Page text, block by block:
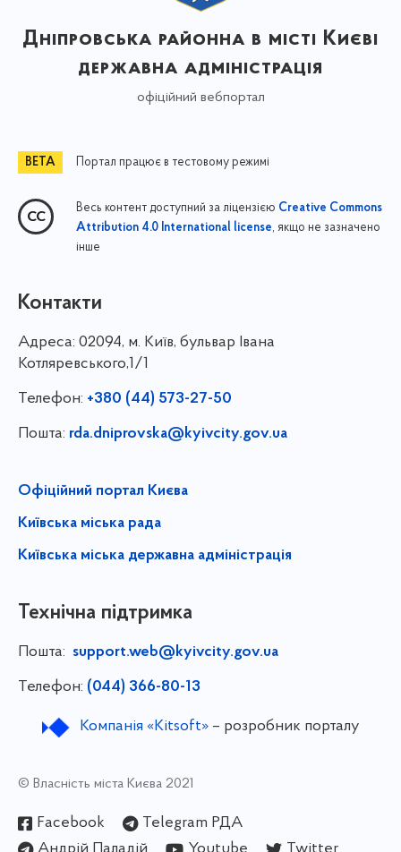
Дніпровська районна в місті Києві
державна адміністрація
офіційний вебпортал
Портал працює в тестовому режимі
Весь контент доступний за ліцензією Creative Commons
Attribution 4.0 International license, якщо не зазначено
інше
Контакти
Адреса: 02094, м. Київ, бульвар Івана
Котляревського,1/1
Телефон: +380 (44) 573-27-50
Пошта: rda.dniprovska@kyivcity.gov.ua
Офіційний портал Києва
Київська міська рада
Київська міська державна адміністрація
Технічна підтримка
Пошта: support.web@kyivcity.gov.ua
Телефон: (044) 366-80-13
Компанія «Kitsoft»– розробник порталу
© Власність міста Києва 2021
Facebook
Telegram РДА
Андрій Паладій
Youtube Twitter